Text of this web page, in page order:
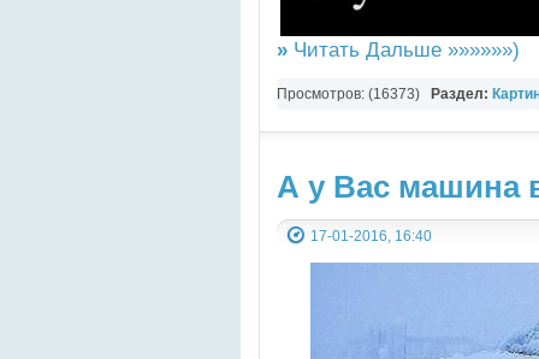
» Читать Дальше »»»»»»)
Просмотров: (16373) Раздел:
А у Вас машина
17-01-2016, 16:40